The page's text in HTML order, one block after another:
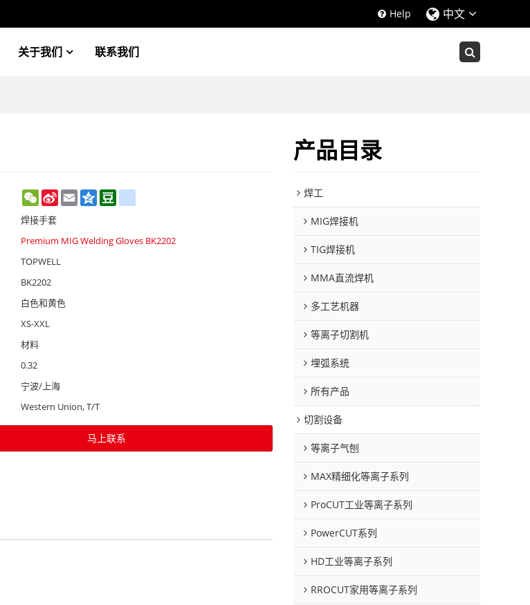
Help 中文
关于我们 联系我们
WeChat
Sina
Weibo
Email Qzone
焊接手套
Premium MIG Welding Gloves BK2202
TOPWELL
BK2202
白色和黄色
XS-XXL
材料
0.32
宁波/上海
Western Union, T/T
马上联系
产品目录
焊工
MIG焊接机
TIG焊接机
MMA直流焊机
多工艺机器
等离子切割机
埋弧系统
所有产品
切割设备
等离子气刨
MAX精细化等离子系列
ProCUT工业等离子系列
PowerCUT系列
HD工业等离子系列
RROCUT家用等离子系列